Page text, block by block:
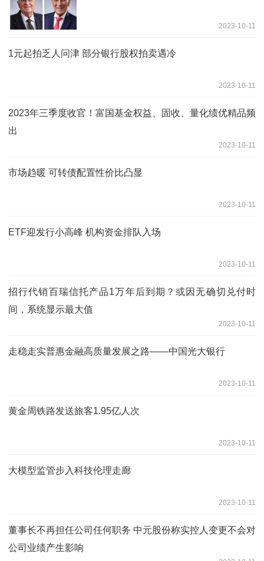
2023-10-11
1元起拍乏人问津 部分银行股权拍卖遇冷
2023-10-11
2023年三季度收官！富国基金权益、固收、量化绩优精品频
出
2023-10-11
市场趋暖 可转债配置性价比凸显
2023-10-11
ETF迎发行小高峰 机构资金排队入场
2023-10-11
招行代销百瑞信托产品1万年后到期？或因无确切兑付时
间，系统显示最大值
2023-10-11
走稳走实普惠金融高质量发展之路——中国光大银行
2023-10-11
黄金周铁路发送旅客1.95亿人次
2023-10-11
大模型监管步入科技伦理走廊
2023-10-11
董事长不再担任公司任何职务 中元股份称实控人变更不会对
公司业绩产生影响